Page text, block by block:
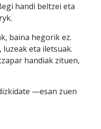
handi beltzei eta
baina hegorik ez.
eta iletsuak.
handiak zituen,
—esan zuen